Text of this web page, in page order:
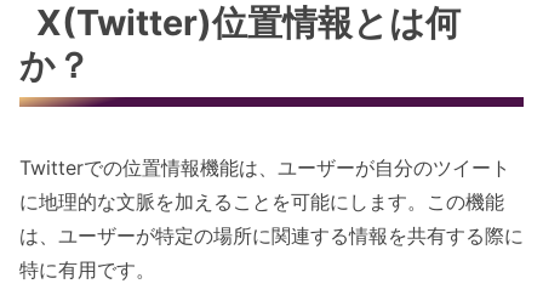
X(Twitter)位置情報とは何
か？
Twitterでの位置情報機能は、ユーザーが自分のツイート
に地理的な文脈を加えることを可能にします。この機能
は、ユーザーが特定の場所に関連する情報を共有する際に
特に有用です。